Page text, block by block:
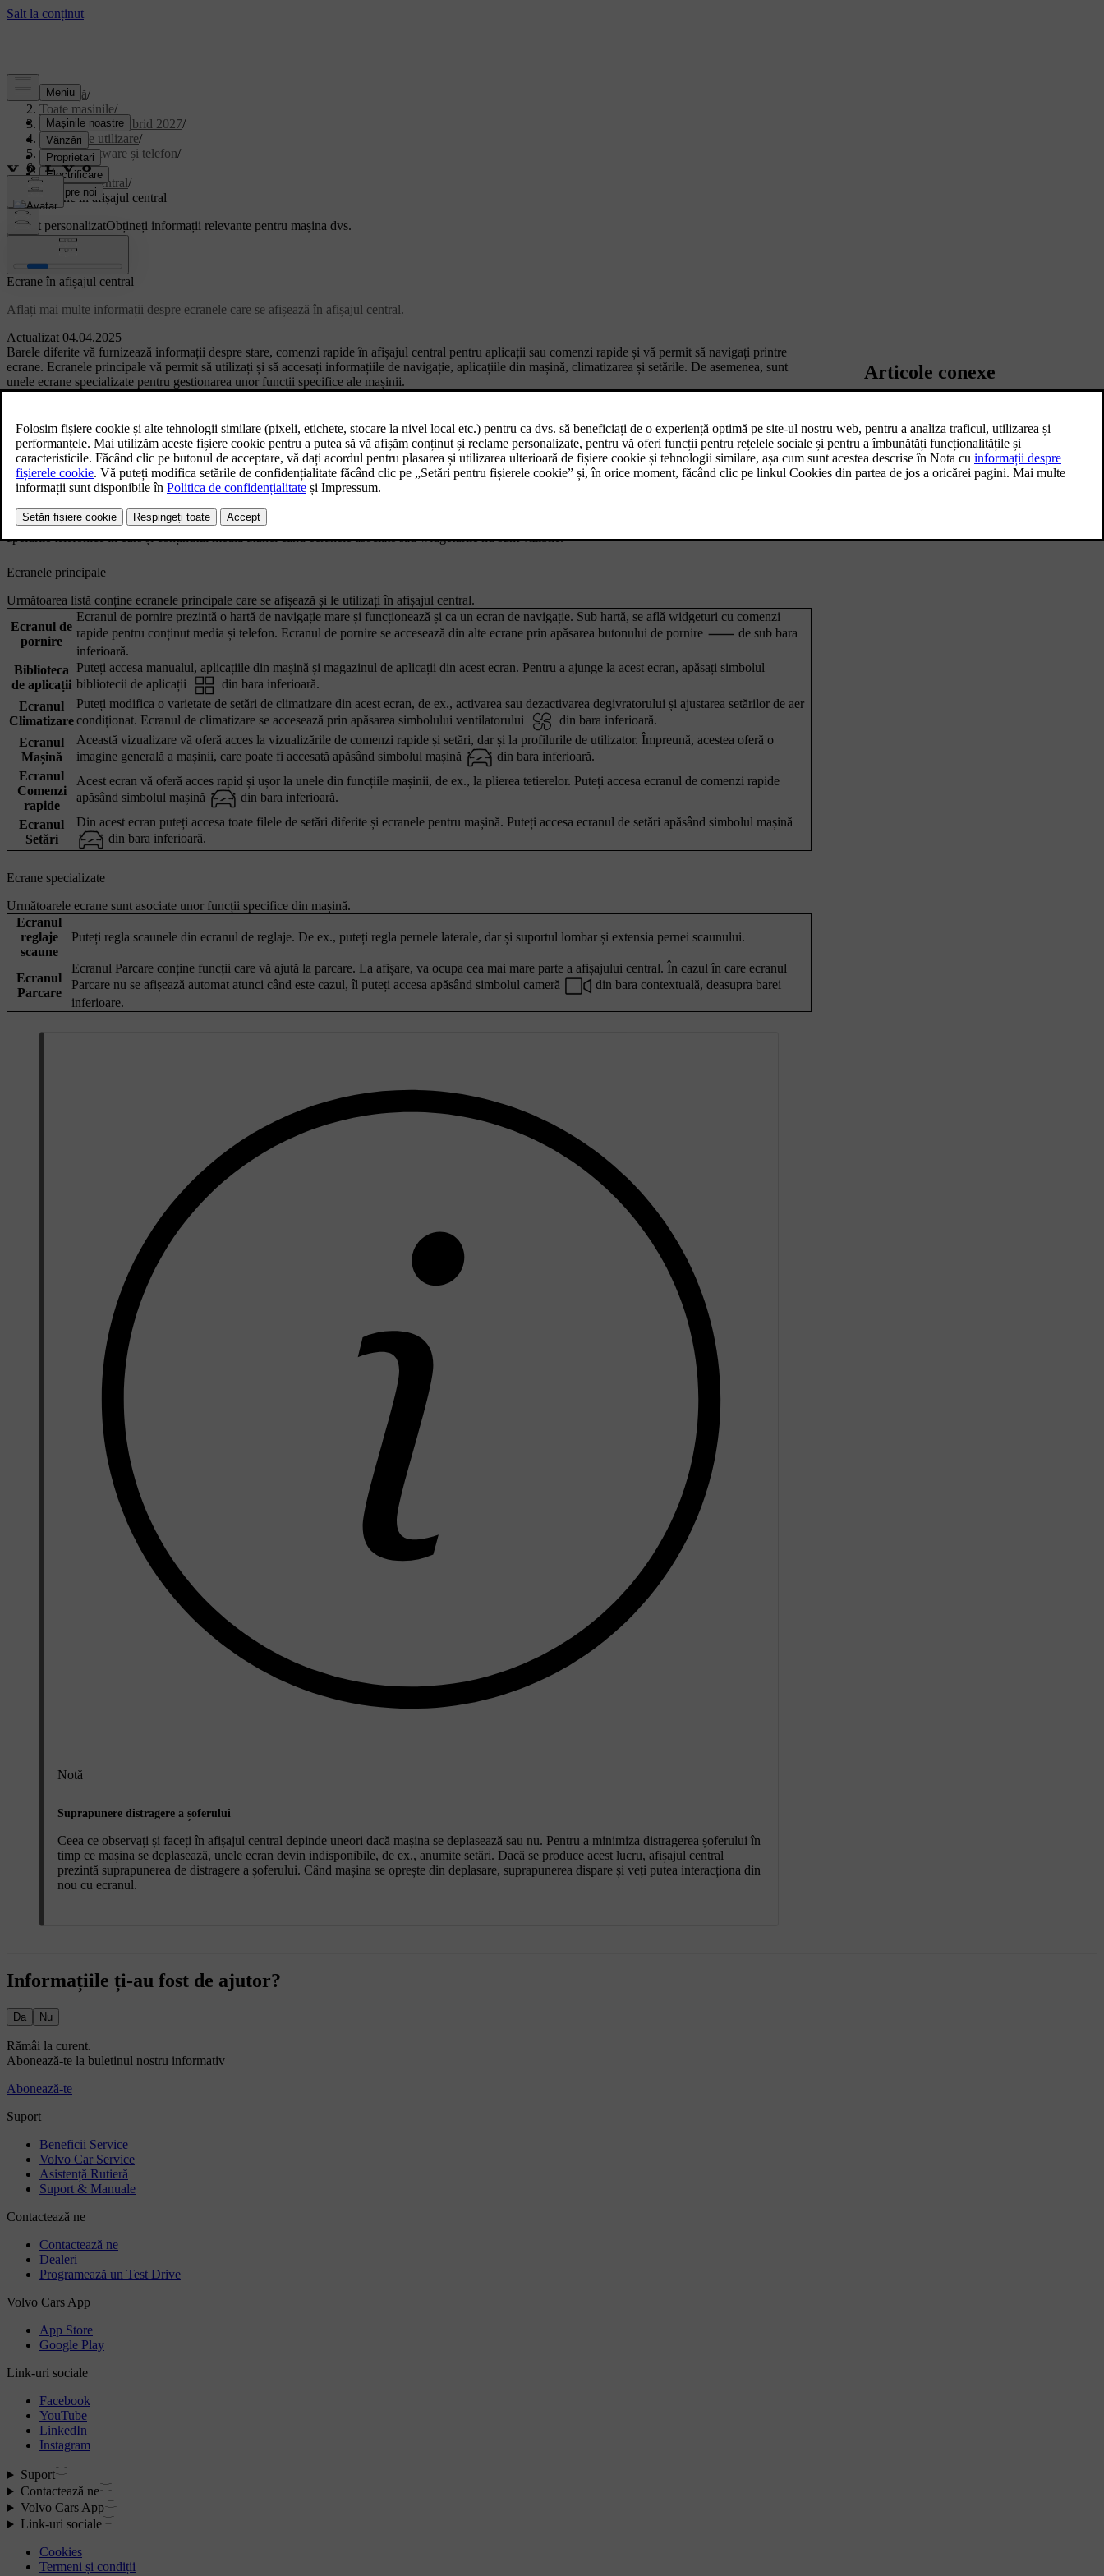
Asistență/
Toate mașinile/
XC90 Plug-in Hybrid 2027/
Manual de utilizare/
Afișaje, software și telefon/
Afișaje/
Afișajul central/
Ecrane în afișajul central
Suport personalizatObțineți informații relevante pentru mașina dvs.
Conectează-te
Actualizat 04.04.2025
Ecrane în afișajul central
Aflați mai multe informații despre ecranele care se afișează în afișajul central.
Barele diferite vă furnizează informații despre stare, comenzi rapide în afișajul central pentru aplicații sau comenzi rapide și vă permit să navigați printre
ecrane. Ecranele principale vă permit să utilizați și să accesați informațiile de navigație, aplicațiile din mașină, climatizarea și setările. De asemenea, sunt
unele ecrane specializate pentru gestionarea unor funcții specifice ale mașinii.
Bara de stare din partea de sus a afișajului central afișează simboluri privind starea și aplicațiile mașinii, împreună cu ora și temperatura exterioară. Bara
inferioară reprezintă principalul mod de navigare prin ecranele din afișajul central. Prin apăsarea simbolurilor, puteți accesa alte ecrane și funcții. Bara de
stare și bara inferioară sunt vizibile, indiferent de ecranul pe care îl urmăriți.
În unele ecrane, bara contextuală se va afișa deasupra barei inferioare. Această bară conține comenzi rapide pentru funcțiile utilizate recent sau pentru
aplicațiile care se afișează numai atunci când le utilizați. Uneori, aceste comenzi rapide sunt înlocuite cu comenzi rapide, care vă permit să controlați
apelurile telefonice în curs și conținutul media atunci când ecranele asociate sau widgeturile nu sunt vizibile.
Ecranele principale
Următoarea listă conține ecranele principale care se afișează și le utilizați în afișajul central.
Ecranul de
pornire
Ecranul de pornire prezintă o hartă de navigație mare și funcționează și ca un ecran de navigație. Sub hartă, se află widgeturi cu comenzi
rapide pentru conținut media și telefon. Ecranul de pornire se accesează din alte ecrane prin apăsarea butonului de pornire
de sub bara
inferioară.
Biblioteca
de aplicații
Puteți accesa manualul, aplicațiile din mașină și magazinul de aplicații din acest ecran. Pentru a ajunge la acest ecran, apăsați simbolul
bibliotecii de aplicații
din bara inferioară.
Ecranul
Climatizare
Puteți modifica o varietate de setări de climatizare din acest ecran, de ex., activarea sau dezactivarea degivratorului și ajustarea setărilor de aer
condiționat. Ecranul de climatizare se accesează prin apăsarea simbolului ventilatorului
din bara inferioară.
Ecranul
Mașină
Această vizualizare vă oferă acces la vizualizările de comenzi rapide și setări, dar și la profilurile de utilizator. Împreună, acestea oferă o
imagine generală a mașinii, care poate fi accesată apăsând simbolul mașină
din bara inferioară.
Ecranul
Comenzi
rapide
Acest ecran vă oferă acces rapid și ușor la unele din funcțiile mașinii, de ex., la plierea tetierelor. Puteți accesa ecranul de comenzi rapide
apăsând simbolul mașină
din bara inferioară.
Ecranul
Setări
Din acest ecran puteți accesa toate filele de setări diferite și ecranele pentru mașină. Puteți accesa ecranul de setări apăsând simbolul mașină
din bara inferioară.
Ecrane specializate
Următoarele ecrane sunt asociate unor funcții specifice din mașină.
Ecranul
reglaje
scaune
Puteți regla scaunele din ecranul de reglaje. De ex., puteți regla pernele laterale, dar și suportul lombar și extensia pernei scaunului.
Ecranul
Parcare
Ecranul Parcare conține funcții care vă ajută la parcare. La afișare, va ocupa cea mai mare parte a afișajului central. În cazul în care ecranul
Parcare nu se afișează automat atunci când este cazul, îl puteți accesa apăsând simbolul cameră
din bara contextuală, deasupra barei
inferioare.
Notă
Suprapunere distragere a șoferului
Ceea ce observați și faceți în afișajul central depinde uneori dacă mașina se deplasează sau nu. Pentru a minimiza distragerea șoferului în
timp ce mașina se deplasează, unele ecran devin indisponibile, de ex., anumite setări. Dacă se produce acest lucru, afișajul central
prezintă suprapunerea de distragere a șoferului. Când mașina se oprește din deplasare, suprapunerea dispare și veți putea interacționa din
nou cu ecranul.
Articole conexe
Ecranul Parcare
Ecranul de parcare conține informațiile de la
cameră și de la senzorii de parcare pentru a
Informațiile ți-au fost de ajutor?
Da Nu